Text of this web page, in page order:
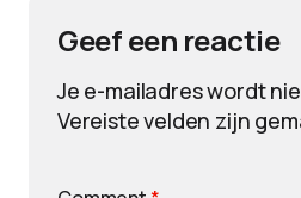
Geef een reactie
Je e-mailadres wordt
Vereiste velden zijn